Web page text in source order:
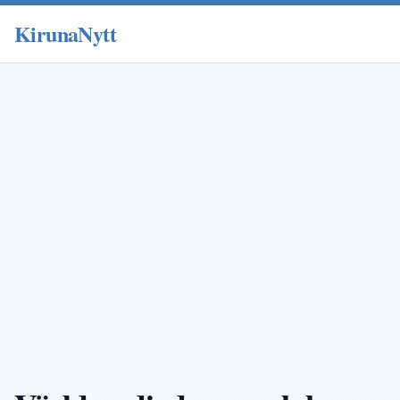
KirunaNytt